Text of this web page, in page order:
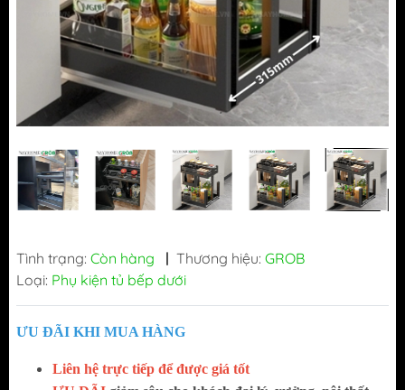
Tình trạng: Còn hàng | Thương hiệu: GROB
Loại: Phụ kiện tủ bếp dưới
ƯU ĐÃI KHI MUA HÀNG
Liên hệ trực tiếp để được giá tốt